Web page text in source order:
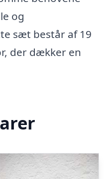
og
sæt består af 19
der dækker en